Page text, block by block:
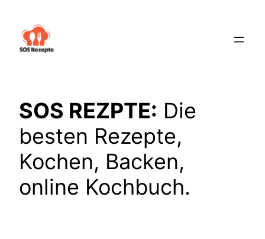
Inhalt
springen
SOS REZPTE: Die
besten Rezepte,
Kochen, Backen,
online Kochbuch.